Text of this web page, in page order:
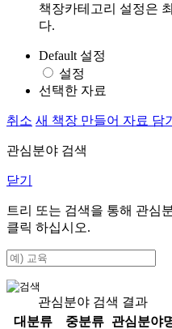
책장카테고리 설정은
다.
Default 설정
설정
선택한 자료
취소 새 책장 만들어 자료 담기
관심분야 검색
닫기
트리 또는 검색을 통해 관심
클릭 하십시오.
관심분야 검색 결과
대분류
중분류
관심분야